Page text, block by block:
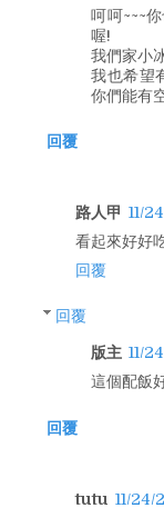
呵呵~~~
喔!
我們家小
我也希望
你們能有
回覆
路人甲 11/
看起來好好
回覆
回覆
版主 11/
這個配飯
回覆
tutu 11/